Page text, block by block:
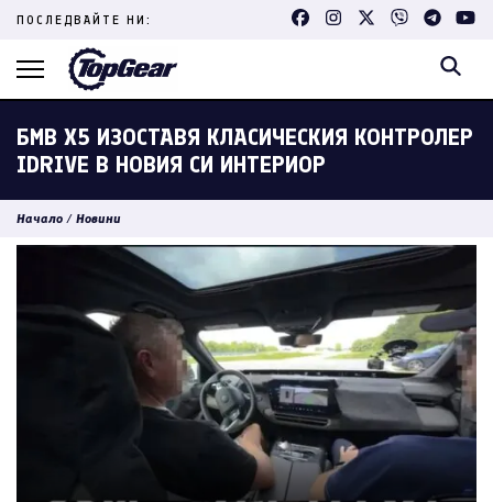
Skip
content
ПОСЛЕДВАЙТЕ НИ:
БМВ X5 ИЗОСТАВЯ КЛАСИЧЕСКИЯ КОНТРОЛЕР
IDRIVE В НОВИЯ СИ ИНТЕРИОР
Начало / Новини